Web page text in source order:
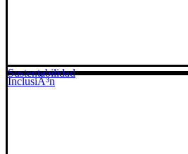
InclusiÃ³n
Sustentabilidad